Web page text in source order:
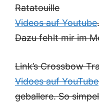
Ratatouille
Videos auf Youtube
Dazu fehlt mir im
Link’s Crossbow
Vidoes auf YouTube
geballere. So